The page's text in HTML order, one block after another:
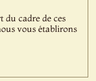
du cadre de ces
vous établirons